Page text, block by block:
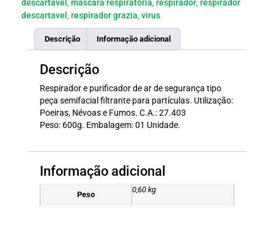
descartavel , máscara respiratória, respirador, respirador
descartavel , respirador grazia, virus
Descrição Informação adicional
Descrição
Respirador e purificador de ar de segurança tipo
peça semifacial filtrante para partículas. Utilização:
Poeiras, Névoas e Fumos. C.A.: 27.403
Peso: 600g. Embalagem: 01 Unidade.
Informação adicional
Peso
0,60 kg